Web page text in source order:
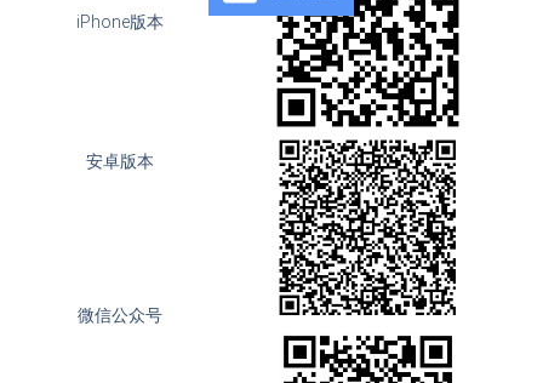
iPhone版本
安卓版本
微信公众号